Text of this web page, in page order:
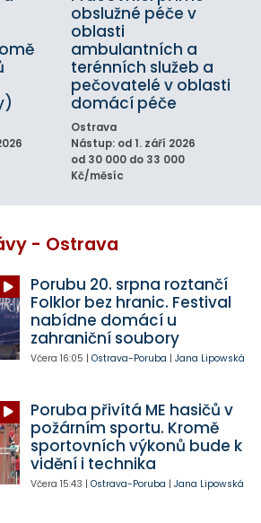
obslužné péče v
oblasti
ambulantních a
terénních služeb a
pečovatelé v oblasti
domácí péče
Ostrava
Nástup: od 1. září 2026
od 30 000 do 33 000
Kč/měsíc
- Ostrava
Porubu 20. srpna roztančí
Folklor bez hranic. Festival
nabídne domácí u
zahraniční soubory
Včera 16:05 | Ostrava-Poruba | Jana Lipowská
Poruba přivítá ME hasičů v
požárním sportu. Kromě
sportovních výkonů bude k
vidění i technika
Včera 15:43 | Ostrava-Poruba | Jana Lipowská